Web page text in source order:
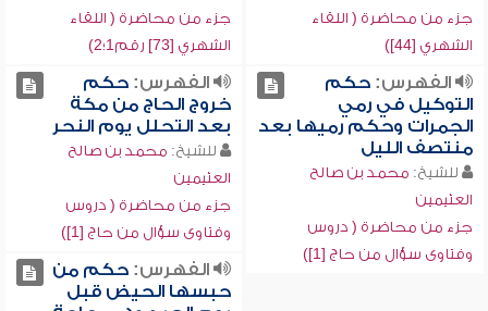
جزء من محاضرة ( اللقاء
الشهري [44])
جزء من محاضرة ( اللقاء
الشهري [73] رقم1؛2)
الفهرس:حكم
التوكيل في رمي
الجمرات وحكم رميها بعد
منتصف الليل
للشيخ: محمد بن صالح
العثيمين
جزء من محاضرة ( دروس
وفتاوى سؤال من حاج [1])
الفهرس:حكم
خروج الحاج من مكة
بعد التحلل يوم النحر
للشيخ: محمد بن صالح
العثيمين
جزء من محاضرة ( دروس
وفتاوى سؤال من حاج [1])
الفهرس:حكم من
حبسها الحيض قبل